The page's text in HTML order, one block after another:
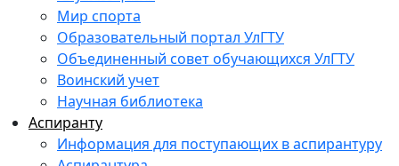
Мир спорта
Образовательный портал УлГТУ
Объединенный совет обучающихся УлГТУ
Воинский учет
Научная библиотека
Аспиранту
Информация для поступающих в аспирантуру